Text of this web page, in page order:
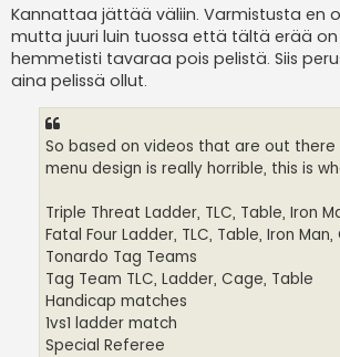
e
s
t
i
Kannattaa jättää väliin. Varmistusta en
mutta juuri luin tuossa että tältä erää on
hemmetisti tavaraa pois pelistä. Siis
aina pelissä ollut.
So based on videos that are out there
menu design is really horrible, this is
Triple Threat Ladder, TLC, Table, Iron
Fatal Four Ladder, TLC, Table, Iron
Tonardo Tag Teams
Tag Team TLC, Ladder, Cage, Table
Handicap matches
1vs1 ladder match
Special Referee